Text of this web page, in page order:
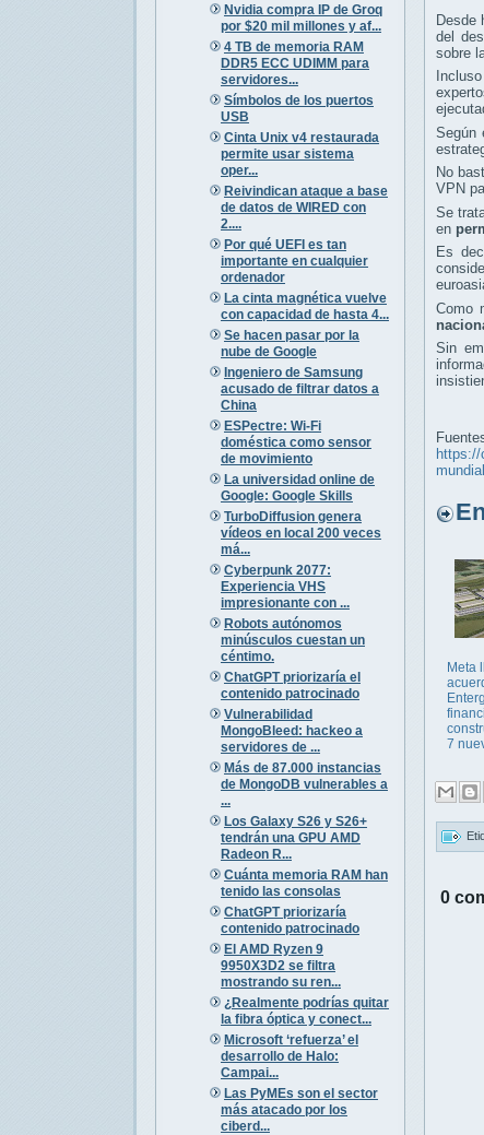
Nvidia compra IP de Groq
por $20 mil millones y af...
4 TB de memoria RAM
DDR5 ECC UDIMM para
servidores...
Símbolos de los puertos
USB
Cinta Unix v4 restaurada
permite usar sistema
oper...
Reivindican ataque a base
de datos de WIRED con
2....
Por qué UEFI es tan
importante en cualquier
ordenador
La cinta magnética vuelve
con capacidad de hasta 4...
Se hacen pasar por la
nube de Google
Ingeniero de Samsung
acusado de filtrar datos a
China
ESPectre: Wi-Fi
doméstica como sensor
de movimiento
La universidad online de
Google: Google Skills
TurboDiffusion genera
vídeos en local 200 veces
má...
Cyberpunk 2077:
Experiencia VHS
impresionante con ...
Robots autónomos
minúsculos cuestan un
céntimo.
ChatGPT priorizaría el
contenido patrocinado
Vulnerabilidad
MongoBleed: hackeo a
servidores de ...
Más de 87.000 instancias
de MongoDB vulnerables a
...
Los Galaxy S26 y S26+
tendrán una GPU AMD
Radeon R...
Cuánta memoria RAM han
tenido las consolas
ChatGPT priorizaría
contenido patrocinado
El AMD Ryzen 9
9950X3D2 se filtra
mostrando su ren...
¿Realmente podrías quitar
la fibra óptica y conect...
Microsoft ‘refuerza’ el
desarrollo de Halo:
Campai...
Las PyMEs son el sector
más atacado por los
ciberd...
Desde
del
sobre
Según
No
VPN
Se
en
Es
Como
Sin
https://
Meta
7
0